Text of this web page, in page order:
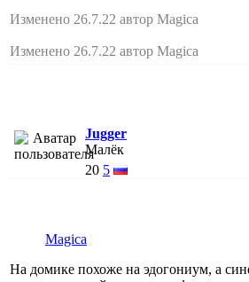
Изменено 26.7.22 автор Magica
Изменено 26.7.22 автор Magica
Jugger
Малёк
20 5
Magica
На домике похоже на эдогониум, а